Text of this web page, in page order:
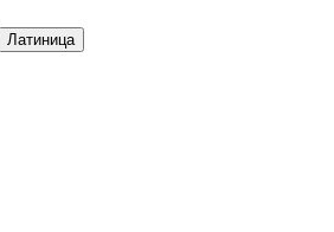
Латиница